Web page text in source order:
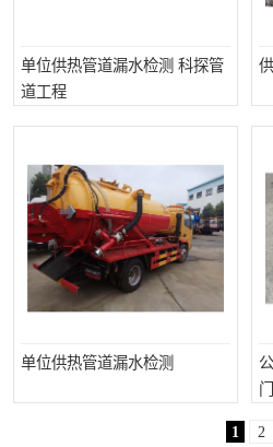
单位供热管道漏水检测 科探管
道工程
单位供热管道漏水检测
门
1 2